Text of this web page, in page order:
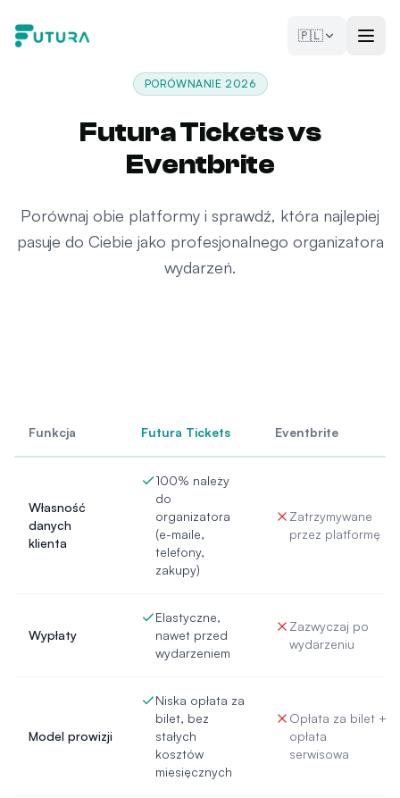
🇵🇱
PORÓWNANIE 2026
Futura Tickets vs
Eventbrite
Porównaj obie platformy i sprawdź, która najlepiej
pasuje do Ciebie jako profesjonalnego organizatora
wydarzeń.
Funkcja Futura Tickets Eventbrite
Własność
danych
klienta
100% należy
do
organizatora
(e-maile,
telefony,
zakupy)
Zatrzymywane
przez platformę
Wypłaty
Elastyczne,
nawet przed
wydarzeniem
Zazwyczaj po
wydarzeniu
Model prowizji
Niska opłata za
bilet, bez
stałych
kosztów
miesięcznych
Opłata za bilet +
opłata
serwisowa